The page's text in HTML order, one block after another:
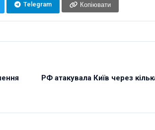
Telegram Копіювати
РФ атакувала Київ через